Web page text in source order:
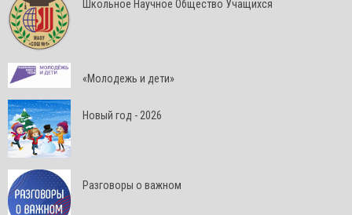
Школьное Научное Общество Учащихся
«Молодежь и дети»
Новый год - 2026
Разговоры о важном